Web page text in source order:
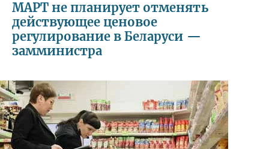
МАРТ не планирует отменять
действующее ценовое
регулирование в Беларуси —
замминистра